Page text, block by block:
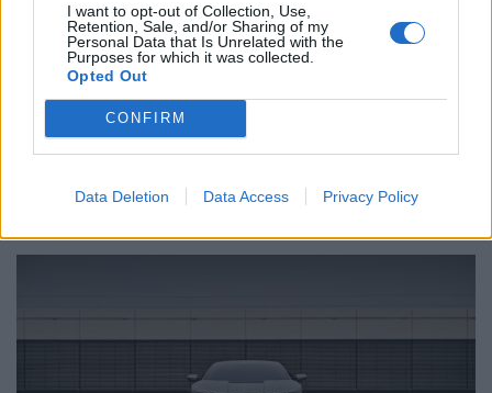
I want to opt-out of Collection, Use,
Retention, Sale, and/or Sharing of my
Personal Data that Is Unrelated with the
Purposes for which it was collected.
Opted Out
CONFIRM
Data Deletion Data Access Privacy Policy
novo sinal